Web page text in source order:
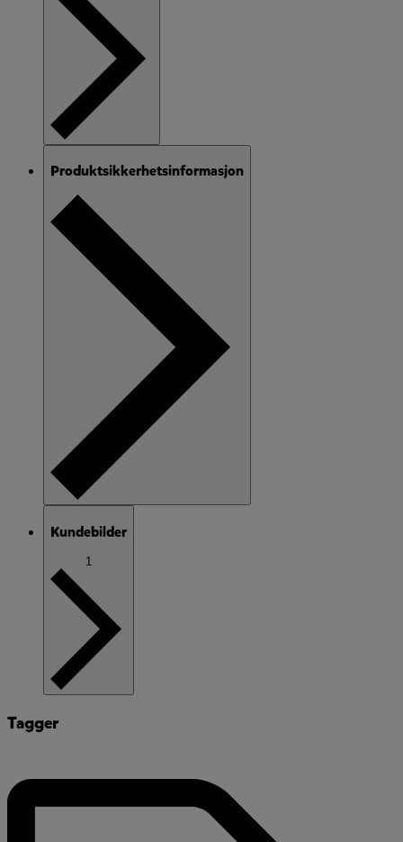
Produktsikkerhetsinformasjon
Kundebilder
1
Tagger